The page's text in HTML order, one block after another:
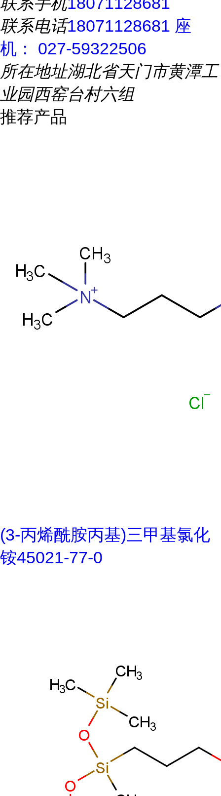
联系电话18071128681 座
机： 027-59322506
所在地址湖北省天门市黄潭工
业园西窑台村六组
推荐产品
(3-丙烯酰胺丙基)三甲基氯化
铵45021-77-0